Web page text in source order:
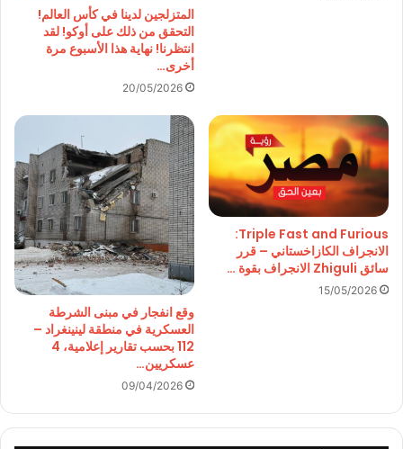
المتزلجين لدينا في كأس العالم!
التحقق من ذلك على أوكو! لقد
انتظرنا! نهاية هذا الأسبوع مرة
أخرى…
20/05/2026
Triple Fast and Furious:
الانجراف الكازاخستاني – قرر
سائق Zhiguli الانجراف بقوة …
15/05/2026
وقع انفجار في مبنى الشرطة
العسكرية في منطقة لينينغراد –
112 بحسب تقارير إعلامية، 4
عسكريين…
09/04/2026